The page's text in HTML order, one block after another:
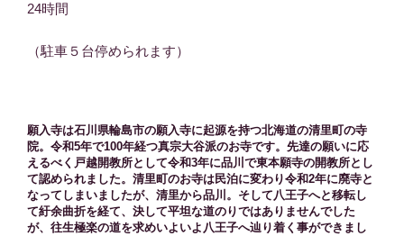
24時間
（駐車５台停められます）
願入寺は石川県輪島市の願入寺に起源を持つ北海道の清里町の寺
院。令和5年で100年経つ真宗大谷派のお寺です。先達の願いに応
えるべく戸越開教所として令和3年に品川で東本願寺の開教所とし
て認められました。清里町のお寺は民泊に変わり令和2年に廃寺と
なってしまいましたが、清里から品川。そして八王子へと移転し
て紆余曲折を経て、決して平坦な道のりではありませんでした
が、往生極楽の道を求めいよいよ八王子へ辿り着く事ができまし